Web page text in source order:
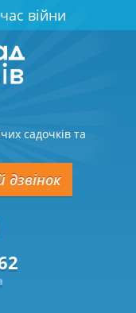
війни
садочків та